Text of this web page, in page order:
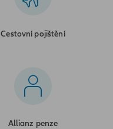
Cestovní pojištění
Allianz penze